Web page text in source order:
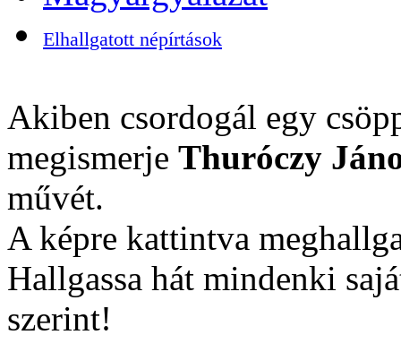
Elhallgatott népírtások
Akiben csordogál egy
megismerje Thuróczy
művét.
A képre kattintva
Hallgassa hát mindenki
szerint!